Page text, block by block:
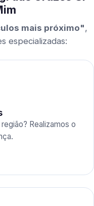
mais próximo",
especializadas:
Realizamos o